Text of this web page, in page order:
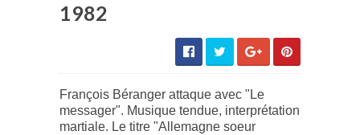
1982
François Béranger attaque avec "Le
messager". Musique tendue, interprétation
martiale. Le titre "Allemagne soeur